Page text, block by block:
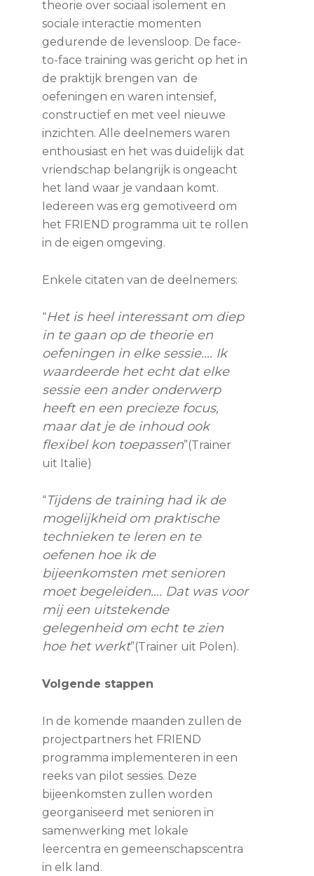
theorie over sociaal isolement en
sociale interactie momenten
gedurende de levensloop. De face-
to-face training was gericht op het in
de praktijk brengen van de
oefeningen en waren intensief,
constructief en met veel nieuwe
inzichten. Alle deelnemers waren
enthousiast en het was duidelijk dat
vriendschap belangrijk is ongeacht
het land waar je vandaan komt.
Iedereen was erg gemotiveerd om
het FRIEND programma uit te rollen
in de eigen omgeving.
Enkele citaten van de deelnemers:
“Het is heel interessant om diep
in te gaan op de theorie en
oefeningen in elke sessie…. Ik
waardeerde het echt dat elke
sessie een ander onderwerp
heeft en een precieze focus,
maar dat je de inhoud ook
flexibel kon toepassen”(Trainer
uit Italië)
“Tijdens de training had ik de
mogelijkheid om praktische
technieken te leren en te
oefenen hoe ik de
bijeenkomsten met senioren
moet begeleiden…. Dat was voor
mij een uitstekende
gelegenheid om echt te zien
hoe het werkt”(Trainer uit Polen).
Volgende stappen
In de komende maanden zullen de
projectpartners het FRIEND
programma implementeren in een
reeks van pilot sessies. Deze
bijeenkomsten zullen worden
georganiseerd met senioren in
samenwerking met lokale
leercentra en gemeenschapscentra
in elk land.